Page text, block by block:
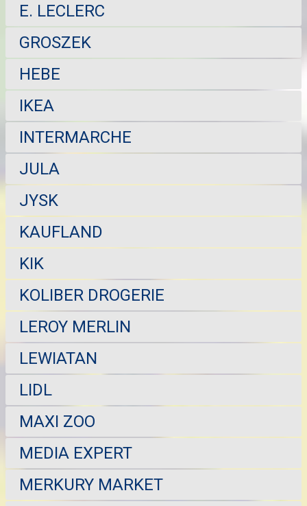
E. LECLERC
GROSZEK
HEBE
IKEA
INTERMARCHE
JULA
JYSK
KAUFLAND
KIK
KOLIBER DROGERIE
LEROY MERLIN
LEWIATAN
LIDL
MAXI ZOO
MEDIA EXPERT
MERKURY MARKET